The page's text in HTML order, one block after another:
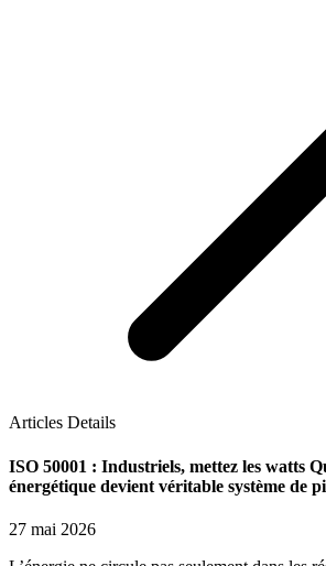
Articles Details
ISO 50001 : Industriels, mettez les watts
énergétique devient véritable système de
27 mai 2026